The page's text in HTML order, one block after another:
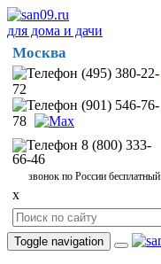
для дома и дачи
Москва
(495) 380-22-
72
(901) 546-76-
78
8 (800) 333-
66-46
звонок по России бесплатный
x
Toggle navigation